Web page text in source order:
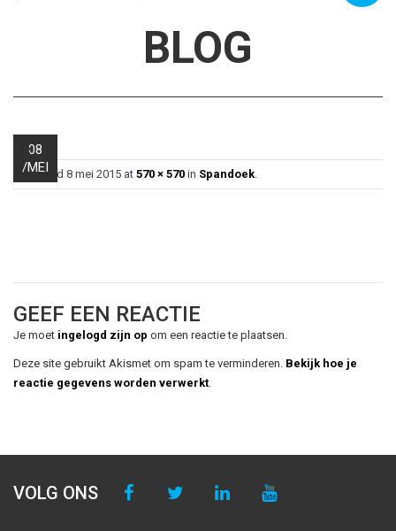
BLOG
08
/MEI
18
Published 8 mei 2015 at 570 × 570 in Spandoek
GEEF EEN REACTIE
Je moet ingelogd zijn op om een reactie te plaatsen.
Deze site gebruikt Akismet om spam te verminderen. Bekijk hoe je
reactie gegevens worden verwerkt
VOLG ONS